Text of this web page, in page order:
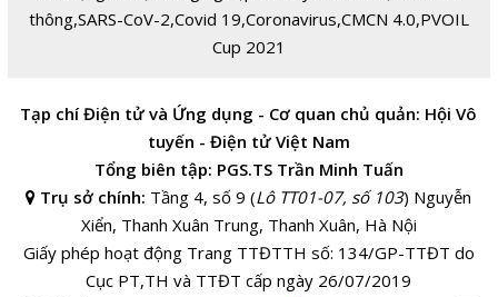
thông,SARS-CoV-2,Covid 19,Coronavirus,CMCN 4.0,PVOIL
Cup 2021
Tạp chí Điện tử và Ứng dụng - Cơ quan chủ quản: Hội Vô
tuyến - Điện tử Việt Nam
Tổng biên tập: PGS.TS Trần Minh Tuấn
Trụ sở chính: Tầng 4, số 9 (Lô TT01-07, số 103) Nguyễn
Xiển, Thanh Xuân Trung, Thanh Xuân, Hà Nội
Giấy phép hoạt động Trang TTĐTTH số: 134/GP-TTĐT do
Cục PT,TH và TTĐT cấp ngày 26/07/2019